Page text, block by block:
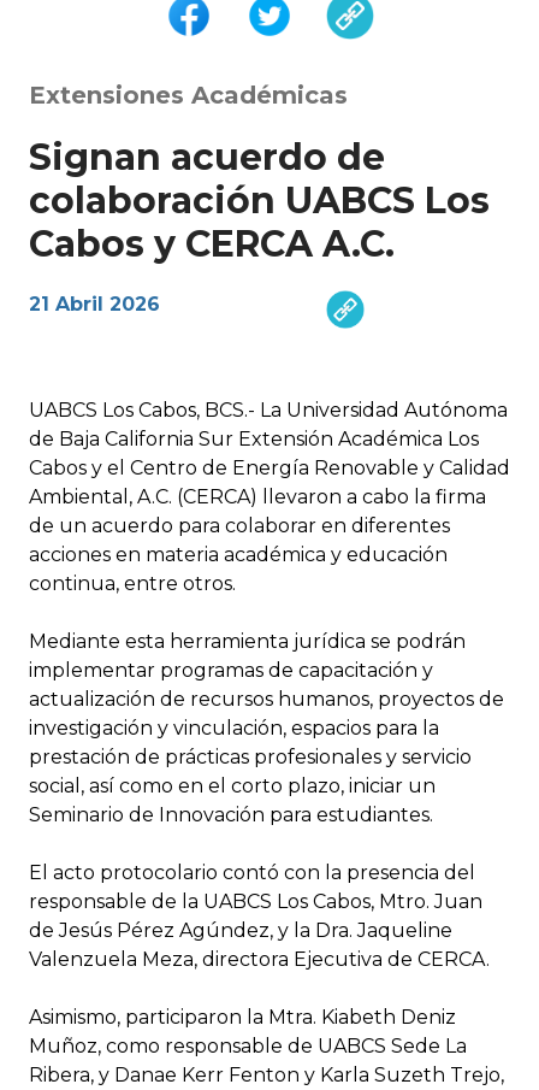
Extensiones Académicas
Signan acuerdo de
colaboración UABCS Los
Cabos y CERCA A.C.
21 Abril 2026
UABCS Los Cabos, BCS.- La Universidad Autónoma
de Baja California Sur Extensión Académica Los
Cabos y el Centro de Energía Renovable y Calidad
Ambiental, A.C. (CERCA) llevaron a cabo la firma
de un acuerdo para colaborar en diferentes
acciones en materia académica y educación
continua, entre otros.
Mediante esta herramienta jurídica se podrán
implementar programas de capacitación y
actualización de recursos humanos, proyectos de
investigación y vinculación, espacios para la
prestación de prácticas profesionales y servicio
social, así como en el corto plazo, iniciar un
Seminario de Innovación para estudiantes.
El acto protocolario contó con la presencia del
responsable de la UABCS Los Cabos, Mtro. Juan
de Jesús Pérez Agúndez, y la Dra. Jaqueline
Valenzuela Meza, directora Ejecutiva de CERCA.
Asimismo, participaron la Mtra. Kiabeth Deniz
Muñoz, como responsable de UABCS Sede La
Ribera, y Danae Kerr Fenton y Karla Suzeth Trejo,